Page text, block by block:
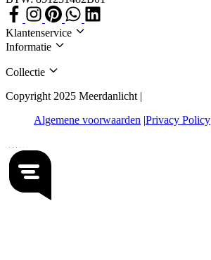
Klantenservice
Informatie
Collectie
Copyright 2025 Meerdanlicht |
Algemene voorwaarden Privacy Policy